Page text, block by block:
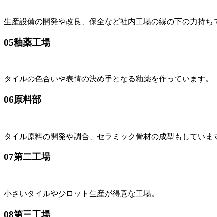
生産設備の開発や改良、保全など社内工場の縁の下の力持ち
05釉薬工場
タイルの色合いや表情の決め手となる釉薬を作っています。
06原料部
タイル原料の開発や調合、セラミック骨材の成型もしていま
07第二工場
小さいタイルや少ロット生産が得意な工場。
08第三工場